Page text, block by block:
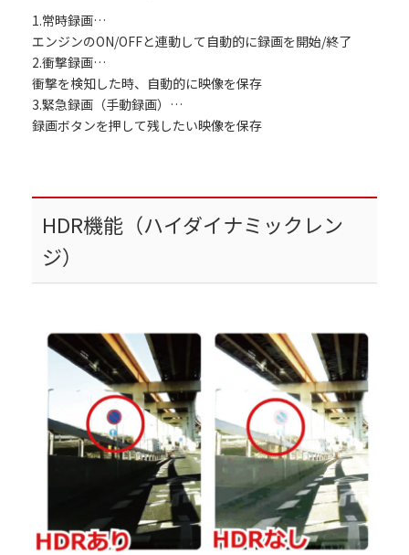
1.常時録画…
エンジンのON/OFFと連動して自動的に録画を開始/終了
2.衝撃録画…
衝撃を検知した時、自動的に映像を保存
3.緊急録画（手動録画）…
録画ボタンを押して残したい映像を保存
HDR機能（ハイダイナミックレン
ジ）